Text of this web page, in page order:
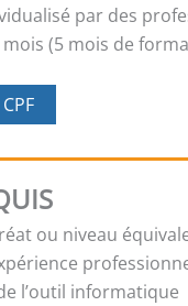
par des
mois (5 mois de
ou niveau
l’outil informatique